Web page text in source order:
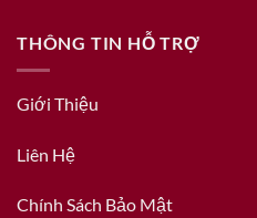
THÔNG TIN HỖ TRỢ
Giới Thiệu
Liên Hệ
Chính Sách Bảo Mật